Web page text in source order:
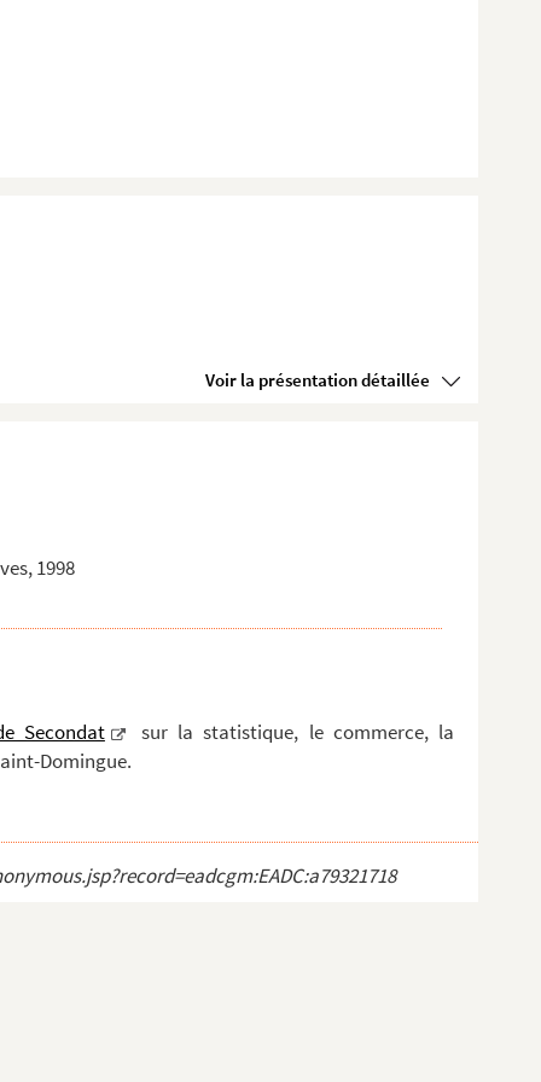
Voir la présentation détaillée
1998
Secondat
sur la statistique, le commerce, la
Domingue.